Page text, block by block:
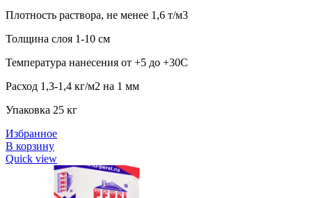
Плотность раствора, не менее 1,6 т/м3
Толщина слоя 1-10 см
Температура нанесения от +5 до +30С
Расход 1,3-1,4 кг/м2 на 1 мм
Упаковка 25 кг
Избранное
В корзину
Quick view